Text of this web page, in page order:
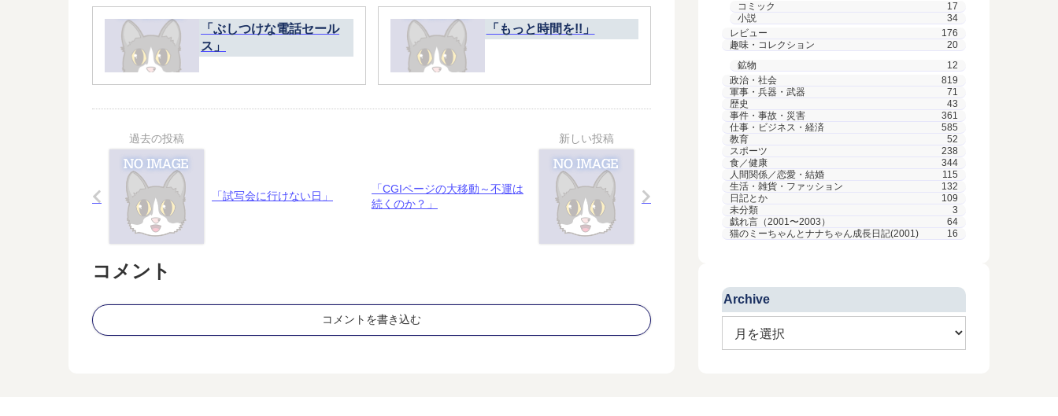
「ぶしつけな電話セール
ス」
「もっと時間を!!」
「試写会に行けない日」
「CGIページの大移動～不運は
続くのか？」
コメント
コメントを書き込む
コミック
17
小説
34
レビュー
176
趣味・コレクション
20
鉱物
12
政治・社会
819
軍事・兵器・武器
71
歴史
43
事件・事故・災害
361
仕事・ビジネス・経済
585
教育
52
スポーツ
238
食／健康
344
人間関係／恋愛・結婚
115
生活・雑貨・ファッション
132
日記とか
109
未分類
3
戯れ言（2001〜2003）
64
猫のミーちゃんとナナちゃん成長日記(2001)
16
Archive